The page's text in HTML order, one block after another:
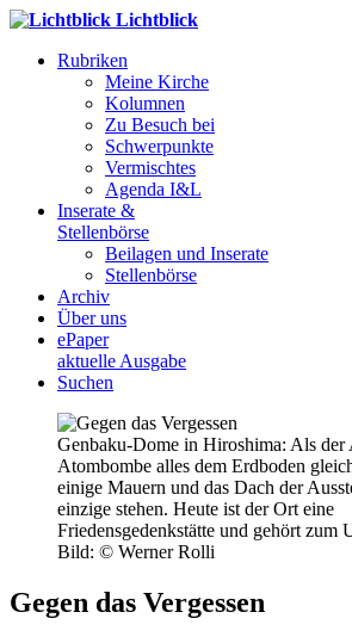
Lichtblick
Rubriken
Meine Kirche
Kolumnen
Zu Besuch bei
Schwerpunkte
Vermischtes
Agenda I&L
Inserate &
Stellenbörse
Beilagen und Inserate
Stellenbörse
Archiv
Über uns
ePaper
aktuelle Ausgabe
Suchen
Genbaku-Dome in Hiroshima: Als
Atombombe alles dem Erdboden
einige Mauern und das Dach der
einzige stehen. Heute ist der Ort eine
Friedensgedenkstätte und gehört zum
Bild: © Werner Rolli
Gegen das Vergessen